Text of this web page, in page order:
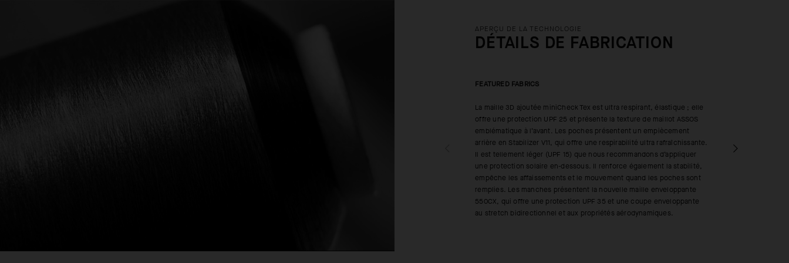
APERÇU DE LA TECHNOLOGIE
DÉTAILS DE FABRICATION
FEATURED FABRICS
La maille 3D ajoutée miniCheck Tex est ultra respirant, élastique ; elle
offre une protection UPF 25 et présente la texture de maillot ASSOS
emblématique à l’avant. Les poches présentent un empiècement
arrière en Stabilizer V11, qui offre une respirabilité ultra rafraîchissante.
Il est tellement léger (UPF 15) que nous recommandons d’appliquer
une protection solaire en-dessous. Il renforce également la stabilité,
empêche les affaissements et le mouvement quand les poches sont
remplies. Les manches présentent la nouvelle maille enveloppante
550CX, qui offre une protection UPF 35 et une coupe enveloppante
au stretch bidirectionnel et aux propriétés aérodynamiques.